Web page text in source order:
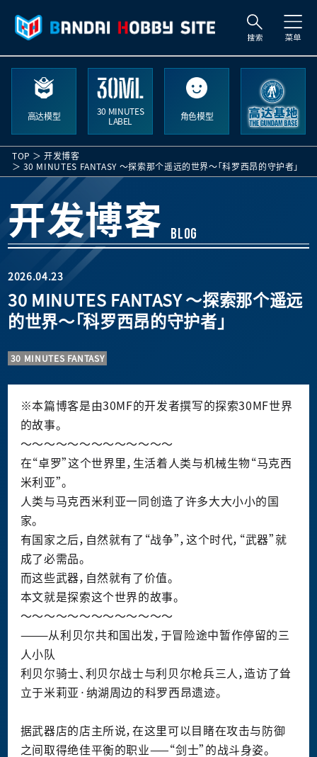
索
高达模型
30 MINUTES
LABEL
角色模型
TOP
开发博客
30 MINUTES FANTASY ～探索那个遥远的世界～「科罗西昂的守护者」
开发博客 BLOG
2026.04.23
30 MINUTES FANTASY ～探索那个遥远
的世界～「科罗西昂的守护者」
30 MINUTES FANTASY
※本篇博客是由30MF的开发者撰写的探索30MF世界
的故事。
～～～～～～～～～～～～～
在“卓罗”这个世界里，生活着人类与机械生物“马克西
米利 亚”。
人类与马克西米利 亚一同 创造了许多大大小小的国
家。
有国家之后，自然就有了“战争”， 这个时代，“武器”就
成了必需品。
而这些武器，自然就有了价值。
本文就是探索这个世界的故事。
～～～～～～～～～～～～～
———从利 贝尔共和国出发，于冒 险途中暂作停留的三
人小 队
利 贝 尔骑士、利 贝 尔战士与利 贝 尔枪兵三人，造访了耸
立于米莉亚 · 纳湖周边的科罗西昂遗迹。
据武器店的店主所说，在这里可以目睹在攻击与防御
之间 取得绝佳平衡的职业——“剑 士” 的战斗身姿。